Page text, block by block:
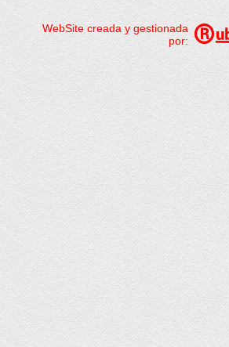
WebSite creada y gestionada
por: